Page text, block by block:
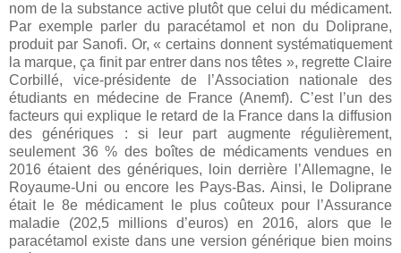
nom de la substance active plutôt que celui du médicament.
Par exemple parler du paracétamol et non du Doliprane,
produit par Sanofi. Or, « certains donnent systématiquement
la marque, ça finit par entrer dans nos têtes », regrette Claire
Corbillé, vice-présidente de l’Association nationale des
étudiants en médecine de France (Anemf). C’est l’un des
facteurs qui explique le retard de la France dans la diffusion
des génériques : si leur part augmente régulièrement,
seulement 36 % des boîtes de médicaments vendues en
2016 étaient des génériques, loin derrière l’Allemagne, le
Royaume-Uni ou encore les Pays-Bas. Ainsi, le Doliprane
était le 8e médicament le plus coûteux pour l’Assurance
maladie (202,5 millions d’euros) en 2016, alors que le
paracétamol existe dans une version générique bien moins